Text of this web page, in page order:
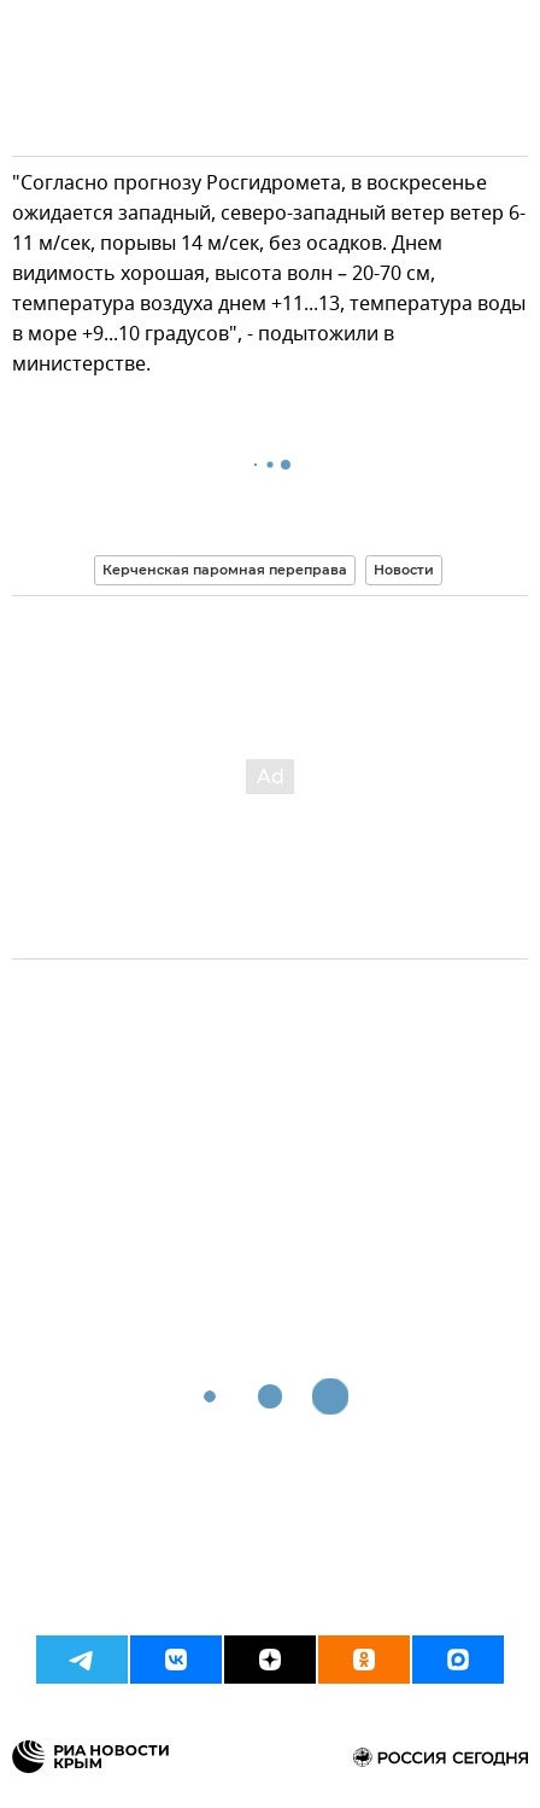
"Согласно прогнозу Росгидромета, в воскресенье
ожидается западный, северо-западный ветер ветер 6-
11 м/сек, порывы 14 м/сек, без осадков. Днем
видимость хорошая, высота волн – 20-70 см,
температура воздуха днем +11...13, температура воды
в море +9...10 градусов", - подытожили в
министерстве.
Керченская паромная переправа Новости